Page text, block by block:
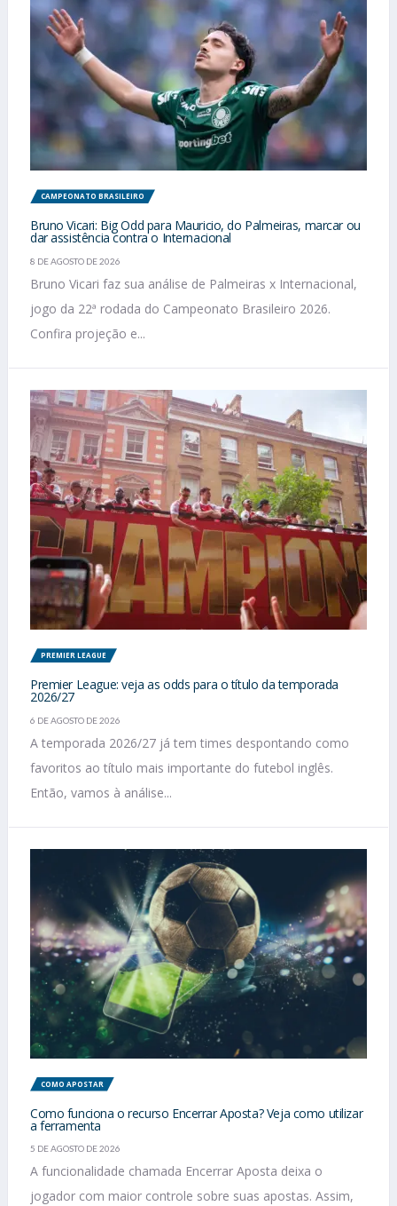
CAMPEONATO BRASILEIRO
Bruno Vicari: Big Odd para Mauricio, do Palmeiras, marcar ou
dar assistência contra o Internacional
8 DE AGOSTO DE 2026
Bruno Vicari faz sua análise de Palmeiras x Internacional,
jogo da 22ª rodada do Campeonato Brasileiro 2026.
Confira projeção e...
PREMIER LEAGUE
Premier League: veja as odds para o título da temporada
2026/27
6 DE AGOSTO DE 2026
A temporada 2026/27 já tem times despontando como
favoritos ao título mais importante do futebol inglês.
Então, vamos à análise...
COMO APOSTAR
Como funciona o recurso Encerrar Aposta? Veja como utilizar
a ferramenta
5 DE AGOSTO DE 2026
A funcionalidade chamada Encerrar Aposta deixa o
jogador com maior controle sobre suas apostas. Assim,